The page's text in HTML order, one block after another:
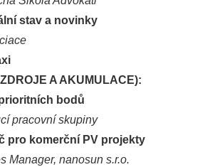
stav a novinky
A AKUMULACE):
bodů
pracovní skupiny
pro komerční PV projekty
Manager, nanosun s.r.o.